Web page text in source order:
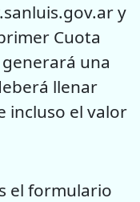
y
Cuota
generará una
llenar
incluso el valor
el formulario